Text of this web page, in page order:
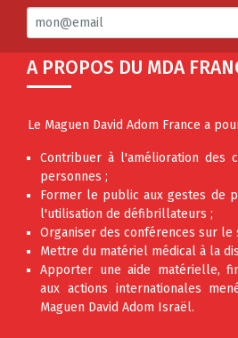
A PROPOS DU MDA
Le Maguen David Adom France a
Contribuer à l'amélioration des
personnes ;
Former le public aux gestes de
l'utilisation de défibrillateurs ;
Organiser des conférences sur le
Mettre du matériel médical à la
Apporter une aide matérielle,
aux actions internationales
Maguen David Adom Israël.